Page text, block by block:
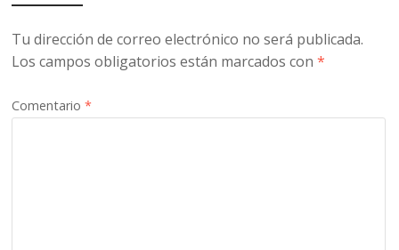
Tu dirección de correo electrónico no será publicada.
Los campos obligatorios están marcados con*
Comentario*